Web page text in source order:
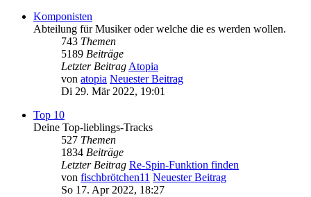
Komponisten
Abteilung für Musiker oder welche die es werden wollen.
743 Themen
5189 Beiträge
Letzter BeitragAtopia
von atopia Neuester Beitrag
Di 29. Mär 2022, 19:01
Top 10
Deine Top-lieblings-Tracks
527 Themen
1834 Beiträge
Letzter Beitrag Re-Spin-Funktion finden
von fischbrötchen11 Neuester Beitrag
So 17. Apr 2022, 18:27